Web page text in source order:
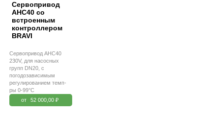
Сервопривод
AHC40 со
встроенным
контроллером
BRAVI
Сервопривод AHC40
230V, для насосных
групп DN20, с
погодозависимым
регулированием темп-
ры 0-99°С
от
52 000,00 ₽